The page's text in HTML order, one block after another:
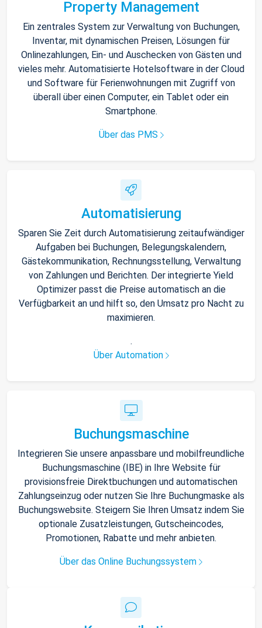
Property Management
Ein zentrales System zur Verwaltung von Buchungen,
Inventar, mit dynamischen Preisen, Lösungen für
Onlinezahlungen, Ein- und Auschecken von Gästen und
vieles mehr. Automatisierte Hotelsoftware in der Cloud
und Software für Ferienwohnungen mit Zugriff von
überall über einen Computer, ein Tablet oder ein
Smartphone.
Über das PMS
Automatisierung
Sparen Sie Zeit durch Automatisierung zeitaufwändiger
Aufgaben bei Buchungen, Belegungskalendern,
Gästekommunikation, Rechnungsstellung, Verwaltung
von Zahlungen und Berichten. Der integrierte Yield
Optimizer passt die Preise automatisch an die
Verfügbarkeit an und hilft so, den Umsatz pro Nacht zu
maximieren.
.
Über Automation
Buchungsmaschine
Integrieren Sie unsere anpassbare und mobilfreundliche
Buchungsmaschine (IBE) in Ihre Website für
provisionsfreie Direktbuchungen und automatischen
Zahlungseinzug oder nutzen Sie Ihre Buchungmaske als
Buchungswebsite. Steigern Sie Ihren Umsatz indem Sie
optionale Zusatzleistungen, Gutscheincodes,
Promotionen, Rabatte und mehr anbieten.
Über das Online Buchungssystem